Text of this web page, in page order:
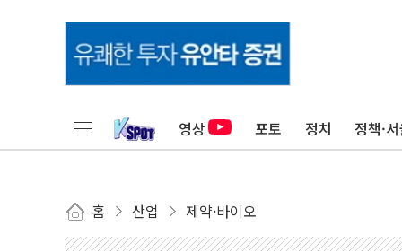
영상 포토 정치 정책·
홈 산업 제약·바이오